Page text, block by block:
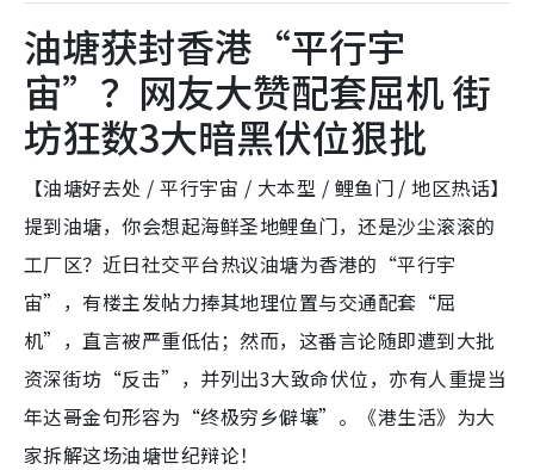
油塘获封香港“平行宇
宙”？网友大赞配套屈机 街
坊狂数3大暗黑伏位狠批
【油塘好去处 / 平行宇宙 / 大本型 / 鲤鱼门 / 地区热话】
提到油塘，你会想起海鲜圣地鲤鱼门，还是沙尘滚滚的
工厂区？近日社交平台热议油塘为香港的“平行宇
宙”，有楼主发帖力捧其地理位置与交通配套“屈
机”，直言被严重低估；然而，这番言论随即遭到大批
资深街坊“反击”，并列出3大致命伏位，亦有人重提当
年达哥金句形容为“终极穷乡僻壤”。《港生活》为大
家拆解这场油塘世纪辩论！